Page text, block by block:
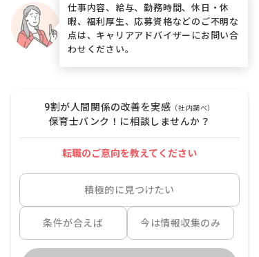
仕事内容、給与、勤務時間、休日・休
暇、福利厚生、応募資格などのご不明な
点は、キャリアアドバイザーにお問い合
わせください。
9割が人間関係の改善を実感 （社内調べ）
保育士バンク！に相談しませんか？
転職のご意向を教えてください
積極的に見つけたい
条件が合えば 今は情報収集のみ